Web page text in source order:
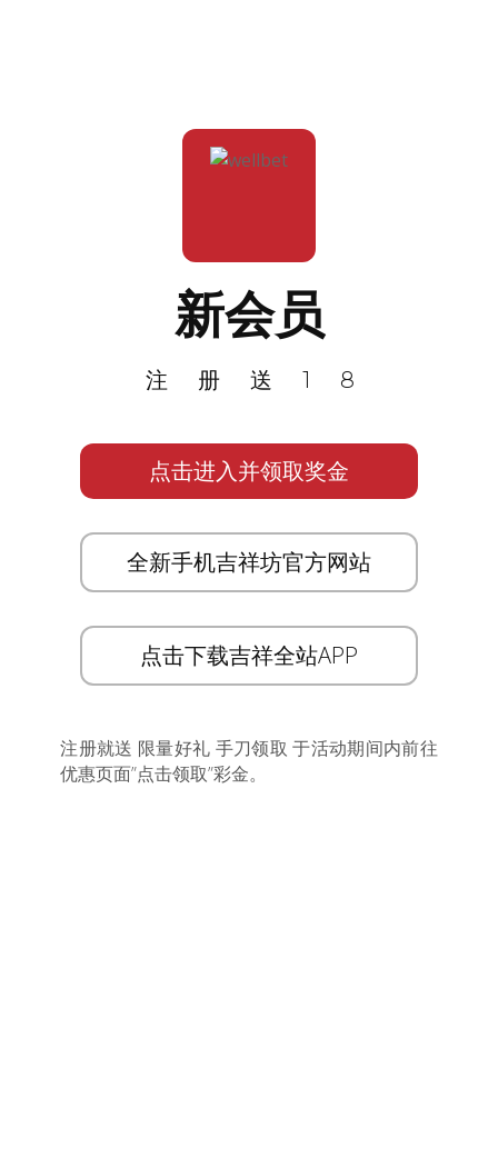
新会员
注册送18
点击进入并领取奖金
全新手机吉祥坊官方网站
点击下载吉祥全站APP
注册就送 限量好礼 手刀领取 于活动期间内前往
优惠页面”点击领取”彩金。